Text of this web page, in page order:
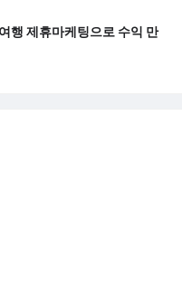
행 제휴마케팅으로 수익 만